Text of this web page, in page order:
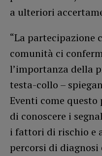
a ulteriori
“La partecipazione
comunità ci
l’importanza della
testa-collo –
Eventi come
di conoscere i
i fattori di rischio e
percorsi di diagnosi